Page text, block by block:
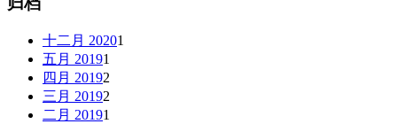
十二月 20201
五月 20191
四月 20192
三月 20192
二月 20191